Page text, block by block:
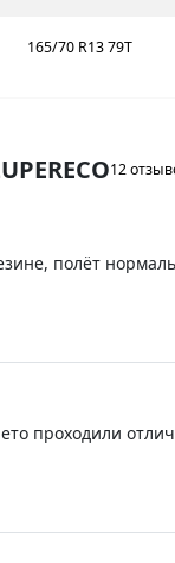
165/70 R13 79T
12
полёт
проходили